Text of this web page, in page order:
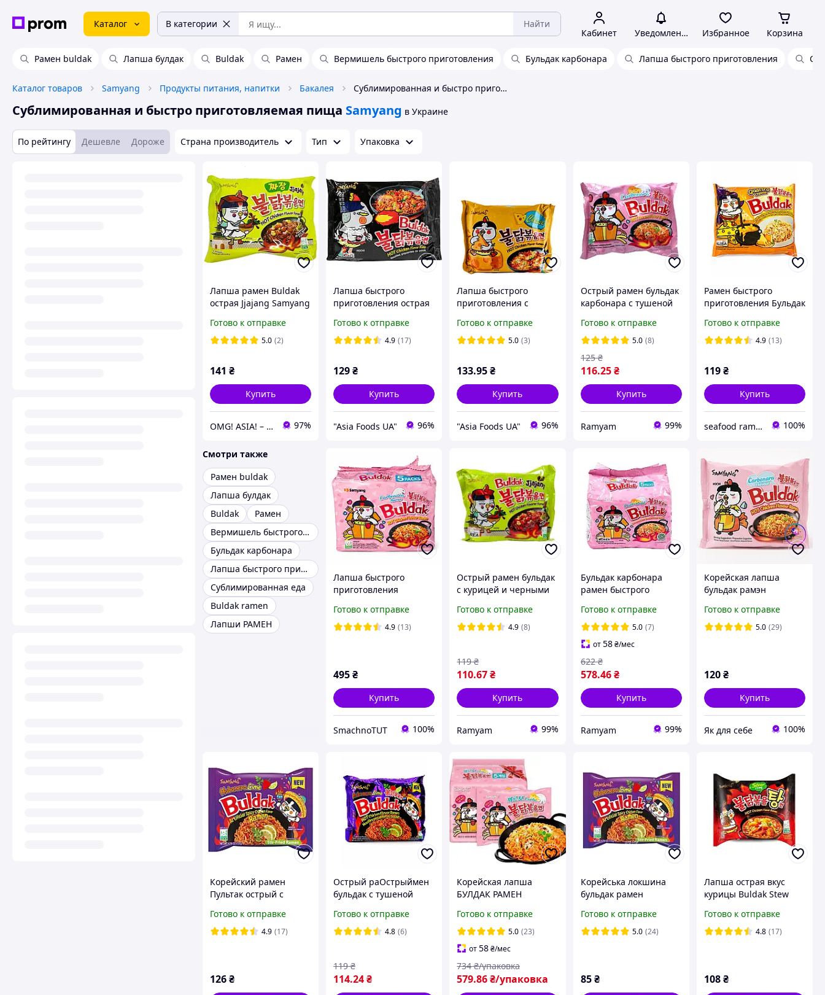
Каталог В категории Найти
Кабинет Уведомления Избранное Корзина
Рамен buldak Лапша булдак Buldak Рамен Вермишель быстрого приготовления Бульдак карбонара Лапша быстрого приготовления
Каталог товаров Samyang Продукты питания, напитки Бакалея Сублимированная и быстро приготовляемая пища Samyang
Сублимированная и быстро приготовляемая пища Samyang в Украине
По рейтингу Дешевле Дороже Страна производитель Тип Упаковка
Лапша рамен Buldak
острая Jjajang Samyang
Готово к отправке
5.0 (2)
141 ₴
Купить
OMG! ASIA! – магазин смаколиків з Азії 97%
Лапша быстрого
приготовления острая
Chicken flavor ramen
SAMYANG 140 г
Готово к отправке
4.9 (17)
129₴
Купить
"Asia Foods UA" 96%
Лапша быстрого
приготовления с
Cheese Hot SAMYANG
140 г
Готово к отправке
5.0 (3)
133.95₴
Купить
"Asia Foods UA" 96%
Острый рамен бульдак
карбонара с тушеной
приготовления, Buldak
Carbonara Chicken
Noodle Ramen Samyang
130 г
Готово к отправке
5.0 (8)
116.25 ₴
125 ₴
Купить
Ramyam 99%
Рамен быстрого
приготовления Бульдак
Cheese Hot Chicken
Flavor Ramen Samyang
Готово к отправке
4.9 (13)
119₴
Купить
seafood ramen market 100%
Смотри также
Рамен buldak
Лапша булдак
Buldak
Рамен
Вермишель быстрого приготовления
Бульдак карбонара
Лапша быстрого приготовления
Сублимированная еда
Buldak ramen
Лапши РАМЕН
Лапша быстрого
приготовления
Carbonara Hot Chicken
Flavor Ramen (Stir-
Готово к отправке
4.9 (13)
495₴
Купить
SmachnoTUT 100%
Острый рамен бульдак
с курицей и черными
приготовления, Buldak
Jjajang Hot Chicken
Готово к отправке
4.9 (8)
110.67₴
119 ₴
Купить
Ramyam 99%
Бульдак карбонара
рамен быстрого
тушеной курицей
Samyang Buldak
Carbonara Noodle
Ramen 130 г (5 шт)
Готово к отправке
5.0 (7)
от58 ₴/мес
578.46 ₴
622 ₴
Купить
Ramyam 99%
Корейская лапша
бульдак рамэн
со вкусом курицы в
соусе карбонара 130 г
Готово к отправке
5.0 (29)
120₴
Купить
Як для себе 100%
Корейский рамен
Пультак острый с
TM Samyang, 135 г
Готово к отправке
4.9 (17)
126₴
Острый раОстрыймен
бульдак с тушеной
быстрого
приготовления, Buldak
Samyang 135 г
Готово к отправке
4.8 (6)
114.24₴
119 ₴
Корейская лапша
БУЛДАК РАМЕН
карбонара экономная
MAXI упаковка (5 шт)
650гр
Готово к отправке
5.0 (23)
от58₴/мес
579.86₴/упаковка
734 ₴/упаковка
Корейська локшина
бульдак рамен
зі смаком курки
хабанеро з лаймом 135
Готово к отправке
5.0 (24)
85 ₴
Лапша острая вкус
курицы Buldak Stew
Готово к отправке
4.8 (17)
108₴